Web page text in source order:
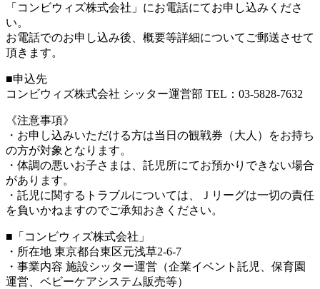
「コンビウィズ株式会社」にお電話にてお申し込みくださ
い。
お電話でのお申し込み後、概要等詳細についてご郵送させて
頂きます。
■申込先
コンビウィズ株式会社 シッター運営部 TEL：03-5828-7632
《注意事項》
・お申し込みいただける方は当日の観戦券（大人）をお持ち
の方が対象となります。
・体調の悪いお子さまは、託児所にてお預かりできない場合
があります。
・託児に関するトラブルについては、Ｊリーグは一切の責任
を負いかねますのでご承知おきください。
■「コンビウィズ株式会社」
・所在地 東京都台東区元浅草2-6-7
・事業内容 施設シッター運営（企業イベント託児、保育園
運営、ベビーケアシステム販売等）